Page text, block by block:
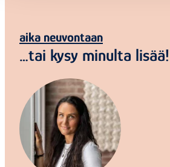
aika neuvontaan
…tai kysy minulta lisää!